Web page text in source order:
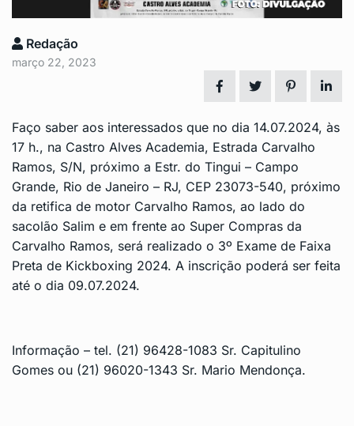
Redação
março 22, 2023
Faço saber aos interessados que no dia 14.07.2024, às
17 h., na Castro Alves Academia, Estrada Carvalho
Ramos, S/N, próximo a Estr. do Tingui – Campo
Grande, Rio de Janeiro – RJ, CEP 23073-540, próximo
da retifica de motor Carvalho Ramos, ao lado do
sacolão Salim e em frente ao Super Compras da
Carvalho Ramos, será realizado o 3º Exame de Faixa
Preta de Kickboxing 2024. A inscrição poderá ser feita
até o dia 09.07.2024.
Informação – tel. (21) 96428-1083 Sr. Capitulino
Gomes ou (21) 96020-1343 Sr. Mario Mendonça.